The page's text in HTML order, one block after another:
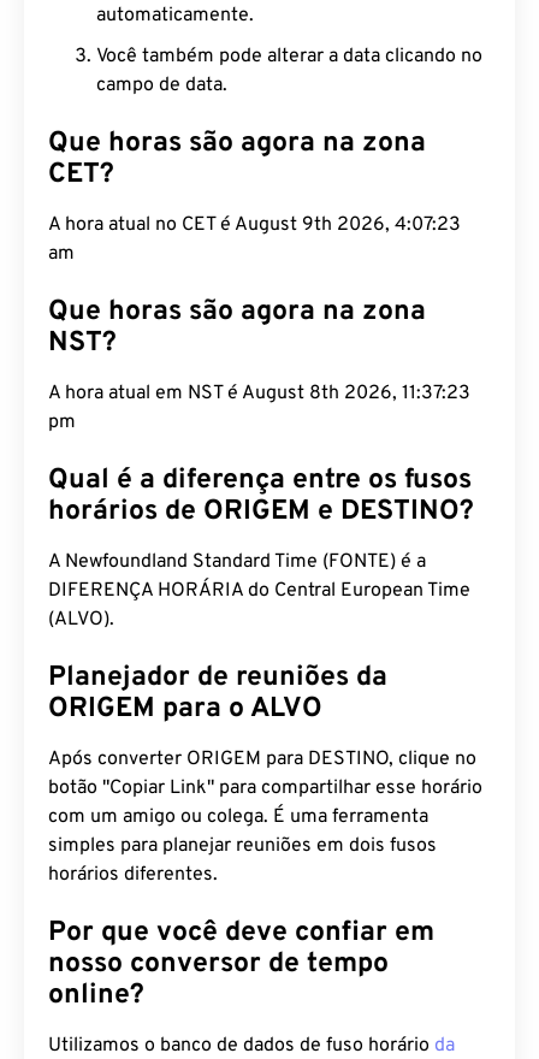
automaticamente.
Você também pode alterar a data clicando no
campo de data.
Que horas são agora na zona
CET?
A hora atual no CET é August 9th 2026, 4:07:24
am
Que horas são agora na zona
NST?
A hora atual em NST é August 8th 2026, 11:37:24
pm
Qual é a diferença entre os fusos
horários de ORIGEM e DESTINO?
A Newfoundland Standard Time (FONTE) é a
DIFERENÇA HORÁRIA do Central European Time
(ALVO).
Planejador de reuniões da
ORIGEM para o ALVO
Após converter ORIGEM para DESTINO, clique no
botão "Copiar Link" para compartilhar esse horário
com um amigo ou colega. É uma ferramenta
simples para planejar reuniões em dois fusos
horários diferentes.
Por que você deve confiar em
nosso conversor de tempo
online?
Utilizamos o banco de dados de fuso horário da